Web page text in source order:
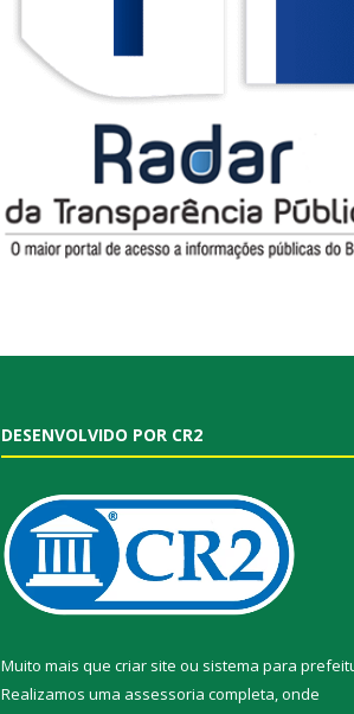
DESENVOLVIDO POR CR2
Muito mais que criar site ou sistema para
Realizamos uma assessoria completa, onde